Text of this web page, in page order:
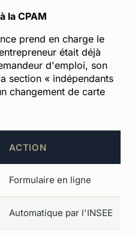
la CPAM
prend en charge le
était déjà
d'emploi, son
section « indépendants
changement de carte
ACTION
Formulaire en ligne
Automatique par l'INSEE